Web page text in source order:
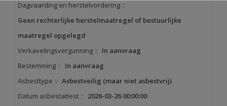
Dagvaarding en herstelvordering :
Geen rechterlijke herstelmaatregel of bestuurlijke
maatregel opgelegd
Verkavelingsvergunning :
In aanvraag
Bestemming :
In aanvraag
Asbesttype : Asbestveilig (maar niet asbestvrij)
Datum asbestattest :
2026-03-26 00:00:00